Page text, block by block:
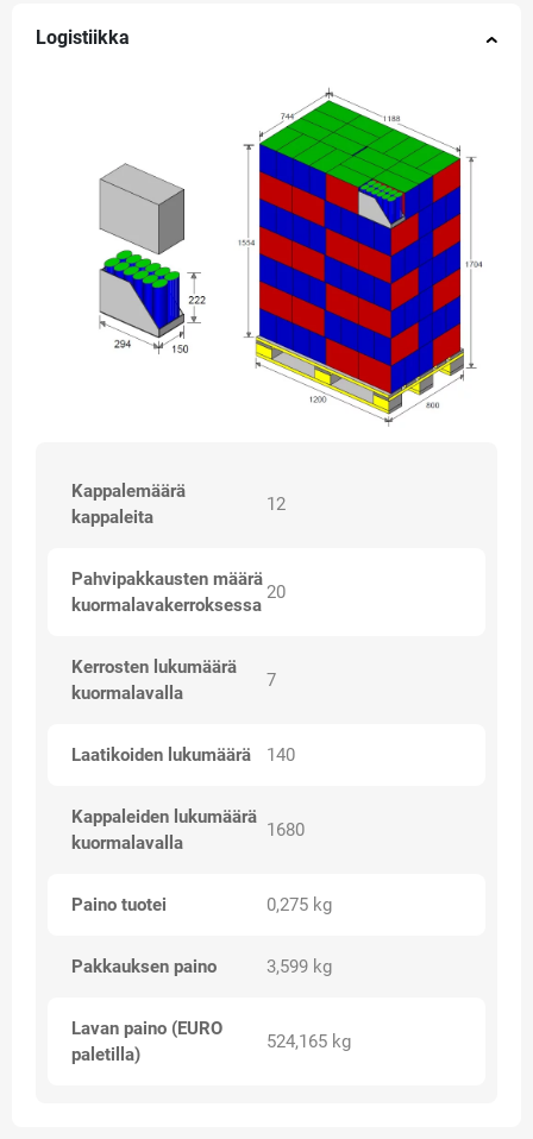
Logistiikka
Kappalemäärä
kappaleita
12
Pahvipakkausten määrä
kuormalavakerroksessa
20
Kerrosten lukumäärä
kuormalavalla
7
Laatikoiden lukumäärä 140
Kappaleiden lukumäärä
kuormalavalla
1680
Paino tuotei 0,275 kg
Pakkauksen paino 3,599 kg
Lavan paino (EURO
paletilla)
524,165 kg